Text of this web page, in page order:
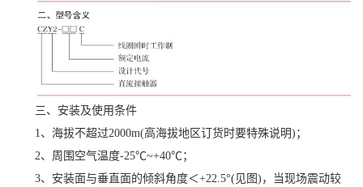
三、安装及使用条件
1、海拔不超过2000m(高海拔地区订货时要特殊说明)；
2、周围空气温度-25℃~+40℃；
3、安装面与垂直面的倾斜角度＜+22.5°(见图)，当现场震动较